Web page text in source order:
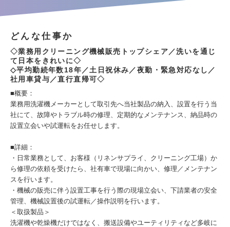
どんな仕事か
◇業務用クリーニング機械販売トップシェア／洗いを通じ
て日本をきれいに◇
◇平均勤続年数18年／土日祝休み／夜勤・緊急対応なし／
社用車貸与／直行直帰可◇
■概要：
業務用洗濯機メーカーとして取引先へ当社製品の納入、設置を行う当
社にて、故障やトラブル時の修理、定期的なメンテナンス、納品時の
設置立会いや試運転をお任せします。
■詳細：
・日常業務として、お客様（リネンサプライ、クリーニング工場）か
ら修理の依頼を受けたら、社有車で現場に向かい、修理／メンテナン
スを行います。
・機械の販売に伴う設置工事を行う際の現場立会い、下請業者の安全
管理、機械設置後の試運転／操作説明を行います。
＜取扱製品＞
洗濯機や乾燥機だけではなく、搬送設備やユーティリティなど多岐に